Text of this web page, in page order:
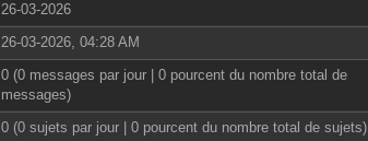
26-03-2026
26-03-2026, 04:28 AM
0 (0 messages par jour | 0 pourcent du nombre total de
messages)
0 (0 sujets par jour | 0 pourcent du nombre total de sujets)